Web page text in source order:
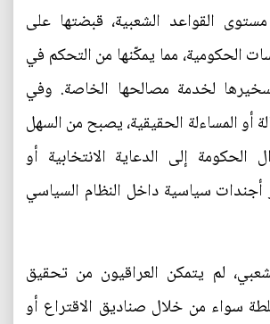
القواعد الشعبية، قبضتها على
الحكومية، مما يمكّنها من التحكم في
لخدمة مصالحها الخاصة. وفي
أو المساءلة الحقيقية، يصبح من السهل
إلى الدعاية الانتخابية أو
سياسية داخل النظام السياسي
لم يتمكن العراقيون من تحقيق
سواء من خلال صناديق الاقتراع أو